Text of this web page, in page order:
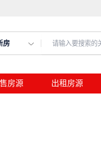
房
房源 出租房源